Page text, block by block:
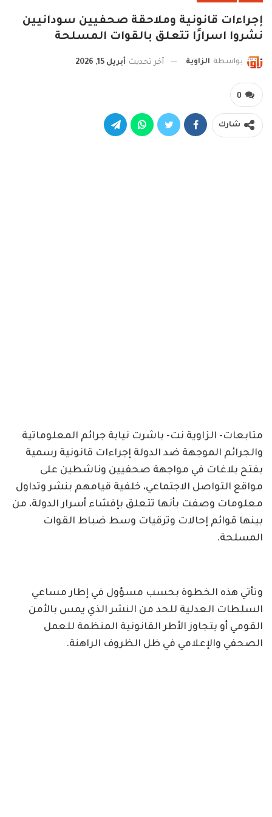
إجراءات قانونية وملاحقة صحفيين سودانيين
نشروا اسرارًا تتعلق بالقوات المسلحة
بواسطة الزاوية آخر تحديث أبريل 15, 2026
0
شارك
متابعات- الزاوية نت- باشرت نيابة جرائم المعلوماتية
والجرائم الموجهة ضد الدولة إجراءات قانونية رسمية
بفتح بلاغات في مواجهة صحفيين وناشطين على
مواقع التواصل الاجتماعي، خلفية قيامهم بنشر وتداول
معلومات وصفت بأنها تتعلق بإفشاء أسرار الدولة، من
بينها قوائم إحالات وترقيات وسط ضباط القوات
المسلحة.
وتأتي هذه الخطوة بحسب مسؤول في إطار مساعي
السلطات العدلية للحد من النشر الذي يمس بالأمن
القومي أو يتجاوز الأطر القانونية المنظمة للعمل
الصحفي والإعلامي في ظل الظروف الراهنة.​